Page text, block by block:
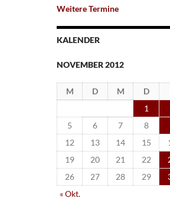
Weitere Termine
KALENDER
NOVEMBER 2012
M D M D
1
5
6 7 8
12
13 14 15
19
20 21 22
26
27 28 29
« Okt.